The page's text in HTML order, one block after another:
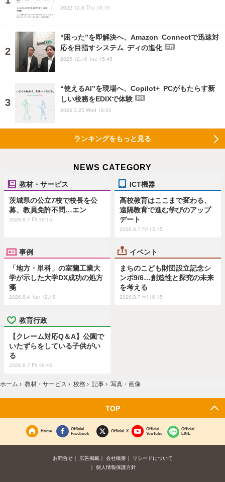
2022.12.8 Thu 10:15
“困った”を即解決へ、Amazon Connectで迅速対
応を目指すシステム ディの進化
PR
2025.12.16 Tue 15:45
“使えるAI”を現場へ、Copilot+ PCがもたらす新
しい校務をEDIXで体験
PR
2026.3.25 Wed 18:50
ランキングをもっと見る
NEWS CATEGORY
教材・サービス
茨城県の公立7校で校長を公
募、教員免許不問…エン
2026.8.7 Fri 19:15
ICT機器
高校教育はここまで変わる、
遠隔教育で進む学びのアップ
デート
2026.8.7 Fri 15:15
事例
「地方・単科」の室蘭工業大
学が示した大学DX成功の処方
箋
2026.8.4 Tue 12:15
イベント
まちのこども財団設立記念シ
ンポ9/6…創造性と探究の未来
を考える
2026.8.7 Fri 16:15
教育行政
【クレーム対応Q＆A】公園で
いたずらをしている子供がい
る
2026.8.7 Fri 19:45
ホーム › 教材・サービス › 校務 › 記事 › 写真・画像
TOP
Home
Official
Facebook
Official X
Official
YouTube
Official
LINE
お問合せ 広告掲載 会社概要
リシードについて
個人情報保護方針